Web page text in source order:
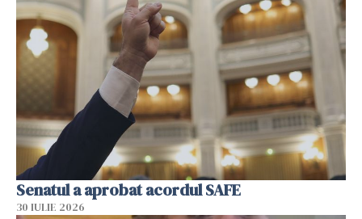
Senatul a aprobat acordul SAFE
30 IULIE 2026